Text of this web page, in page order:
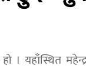
यहाँस्थित